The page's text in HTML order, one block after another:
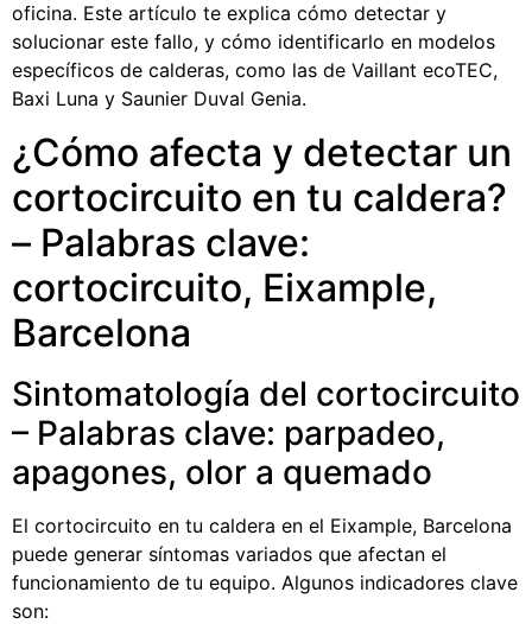
oficina. Este artículo te explica cómo detectar y
solucionar este fallo, y cómo identificarlo en modelos
específicos de calderas, como las de Vaillant ecoTEC,
Baxi Luna y Saunier Duval Genia.
¿Cómo afecta y detectar un
cortocircuito en tu caldera?
– Palabras clave:
cortocircuito, Eixample,
Barcelona
Sintomatología del cortocircuito
– Palabras clave: parpadeo,
apagones, olor a quemado
El cortocircuito en tu caldera en el Eixample, Barcelona
puede generar síntomas variados que afectan el
funcionamiento de tu equipo. Algunos indicadores clave
son: